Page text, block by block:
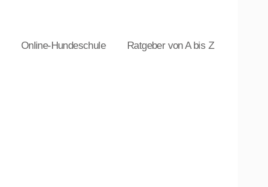
Online-Hundeschule Ratgeber von A bis Z